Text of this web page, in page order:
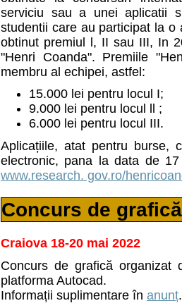
serviciu sau a unei aplicatii
studentii care au participat la
obtinut premiul l, II sau III, In
"Henri Coanda". Premiile
membru al echipei, astfel:
15.000 lei pentru locul I;
9.000 lei pentru locul ll ;
6.000 lei pentru locul III.
Aplicațiile, atat pentru burse,
electronic, pana la data de
www.research. gov.ro/
Concurs de
Craiova 18-20 mai 2022
Concurs de grafică organizat
platforma Autocad.
Informații suplimentare în anunț.